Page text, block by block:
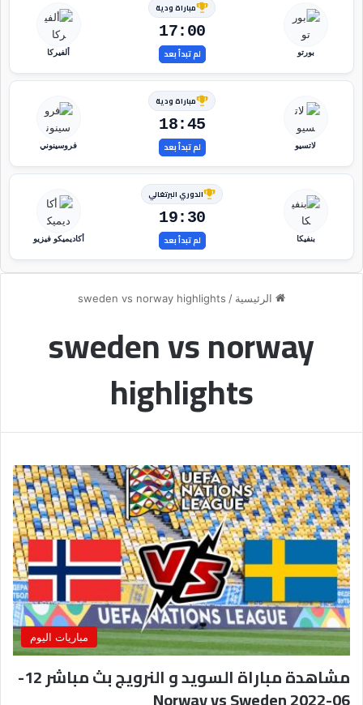
بورتو
مباراة ودية
17:00
لم تبدأ بعد ألفيركا
لاتسيو
مباراة ودية
18:45
لم تبدأ بعد فروسينوني
بنفيكا
الدوري البرتغالي
19:30
لم تبدأ بعد أكاديميكو فيزيو
الرئيسية /
sweden vs norway highlights
sweden vs norway
highlights
مباريات اليوم
مشاهدة مباراة السويد و النرويج بث مباشر 12-